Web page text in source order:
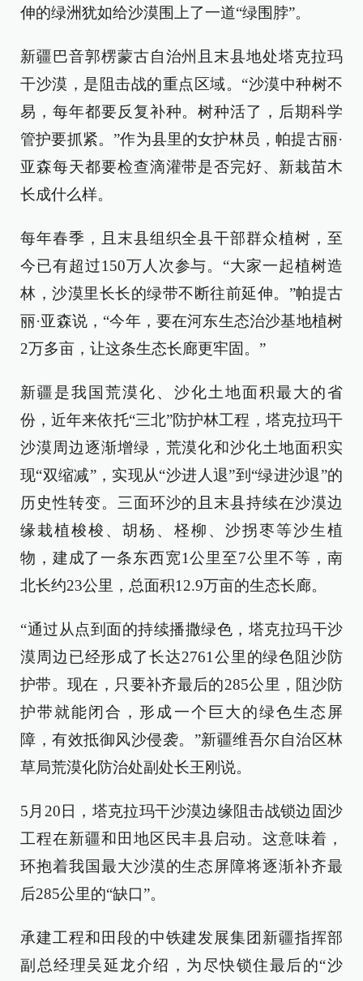
伸的绿洲犹如给沙漠围上了一道“绿围脖”。
新疆巴音郭楞蒙古自治州且末县地处塔克拉玛
干沙漠，是阻击战的重点区域。“沙漠中种树不
易，每年都要反复补种。树种活了，后期科学
管护要抓紧。”作为县里的女护林员，帕提古丽·
亚森每天都要检查滴灌带是否完好、新栽苗木
长成什么样。
每年春季，且末县组织全县干部群众植树，至
今已有超过150万人次参与。“大家一起植树造
林，沙漠里长长的绿带不断往前延伸。”帕提古
丽·亚森说，“今年，要在河东生态治沙基地植树
2万多亩，让这条生态长廊更牢固。”
新疆是我国荒漠化、沙化土地面积最大的省
份，近年来依托“三北”防护林工程，塔克拉玛干
沙漠周边逐渐增绿，荒漠化和沙化土地面积实
现“双缩减”，实现从“沙进人退”到“绿进沙退”的
历史性转变。三面环沙的且末县持续在沙漠边
缘栽植梭梭、胡杨、柽柳、沙拐枣等沙生植
物，建成了一条东西宽1公里至7公里不等，南
北长约23公里，总面积12.9万亩的生态长廊。
“通过从点到面的持续播撒绿色，塔克拉玛干沙
漠周边已经形成了长达2761公里的绿色阻沙防
护带。现在，只要补齐最后的285公里，阻沙防
护带就能闭合，形成一个巨大的绿色生态屏
障，有效抵御风沙侵袭。”新疆维吾尔自治区林
草局荒漠化防治处副处长王刚说。
5月20日，塔克拉玛干沙漠边缘阻击战锁边固沙
工程在新疆和田地区民丰县启动。这意味着，
环抱着我国最大沙漠的生态屏障将逐渐补齐最
后285公里的“缺口”。
承建工程和田段的中铁建发展集团新疆指挥部
副总经理吴延龙介绍，为尽快锁住最后的“沙